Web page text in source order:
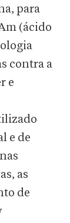
para
(ácido
contra a
e
e de
as
de